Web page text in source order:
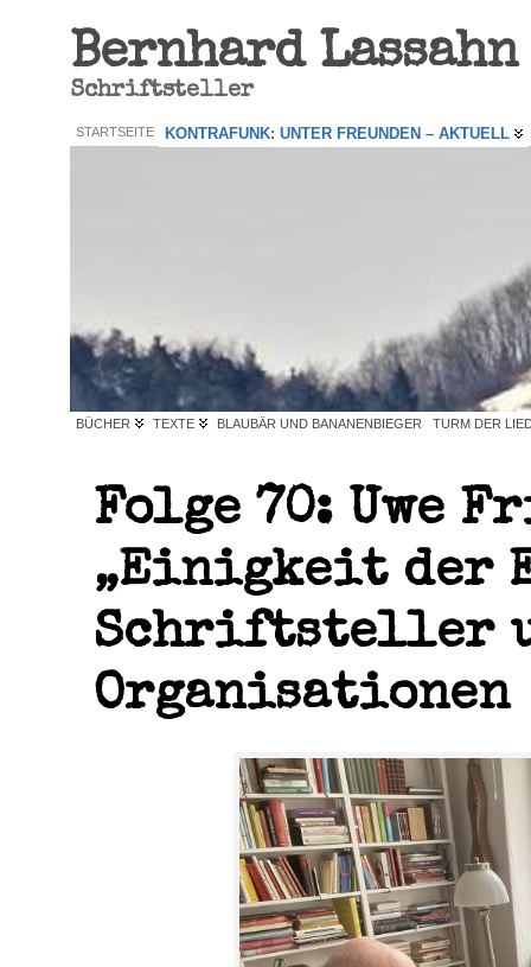
Bernhard Lassahn
Schriftsteller
STARTSEITE KONTRAFUNK: UNTER FREUNDEN – AKTUELL
BÜCHER TEXTE BLAUBÄR UND BANANENBIEGER TURM DER
Folge 70: Uwe
„Einigkeit der
Schriftsteller
Organisationen